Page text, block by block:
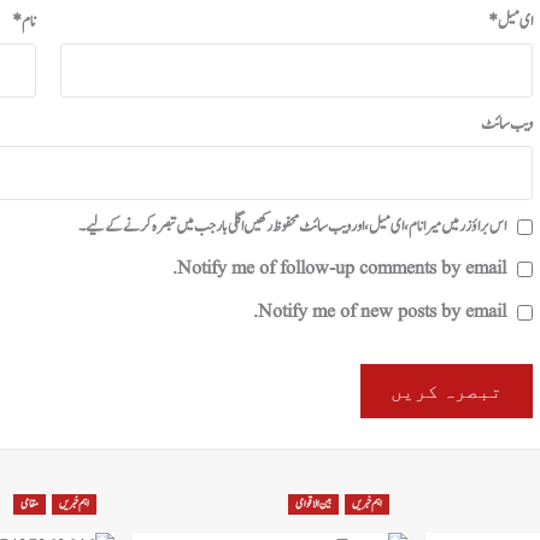
نام* ای میل*
ویب‌ سائٹ
اس براؤزر میں میرا نام، ای میل، اور ویب سائٹ محفوظ رکھیں اگلی بار جب میں تبصرہ کرنے کےلیے۔
Notify me of follow-up comments by email.
Notify me of new posts by email.
اہم خبریں بین الاقوامی اہم خبریں مقامی